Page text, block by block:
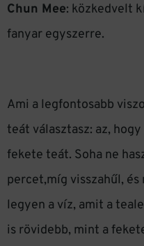
Chun Mee: közkedvelt
fanyar egyszerre.
Ami a legfontosabb
teát választasz: az,
fekete teát. Soha ne
percet,míg visszahűl,
legyen a víz, amit a
is rövidebb, mint a